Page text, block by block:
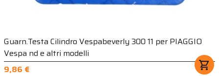
Guarn.Testa Cilindro Vespabeverly 300 11 per PIAGGIO
Vespa nd e altri modelli
9,86 €
shopping_cart